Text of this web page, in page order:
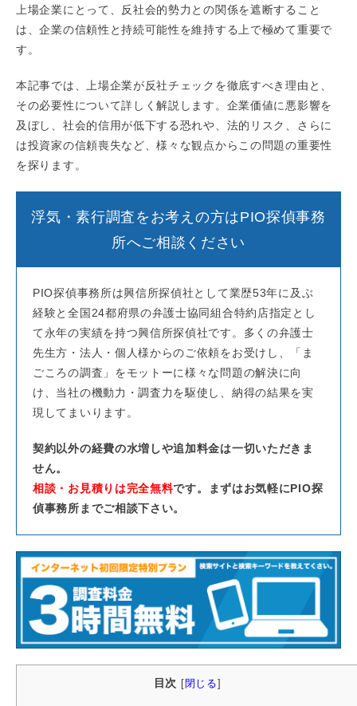
上場企業にとって、反社会的勢力との関係を遮断すること
は、企業の信頼性と持続可能性を維持する上で極めて重要で
す。
本記事では、上場企業が反社チェックを徹底すべき理由と、
その必要性について詳しく解説します。企業価値に悪影響を
及ぼし、社会的信用が低下する恐れや、法的リスク、さらに
は投資家の信頼喪失など、様々な観点からこの問題の重要性
を探ります。
浮気・素行調査をお考えの方はPIO探偵事務
所へご相談ください
PIO探偵事務所は興信所探偵社として業歴53年に及ぶ
経験と全国24都府県の弁護士協同組合特約店指定とし
て永年の実績を持つ興信所探偵社です。多くの弁護士
先生方・法人・個人様からのご依頼をお受けし、「ま
ごころの調査」をモットーに様々な問題の解決に向
け、当社の機動力・調査力を駆使し、納得の結果を実
現してまいります。
契約以外の経費の水増しや追加料金は一切いただきま
せん。
相談・お見積りは完全無料です。まずはお気軽にPIO探
偵事務所までご相談下さい。
目次 閉じる